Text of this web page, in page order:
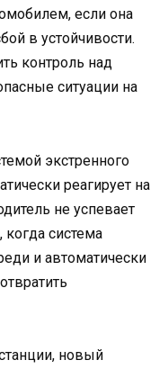
если она
в устойчивости.
контроль над
ситуации на
экстренного
реагирует на
не успевает
когда система
и автоматически
новый